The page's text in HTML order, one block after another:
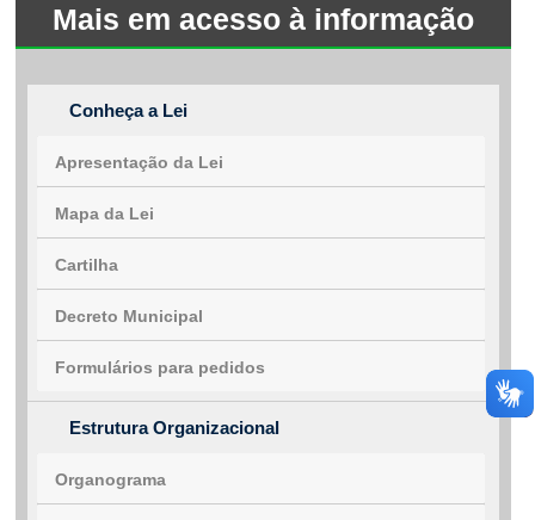
Telefone 2
Cidade/Estado
*Campos obrigatórios
Política de
privacidade
Mais em acesso à informação
Conheça a Lei
Apresentação da Lei
Mapa da Lei
Cartilha
Decreto Municipal
Formulários para pedidos
Estrutura Organizacional
Organograma